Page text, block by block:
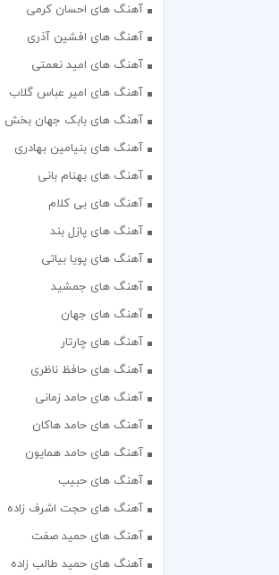
آهنگ های احسان کرمی
آهنگ های افشین آذری
آهنگ های امید نعمتی
آهنگ های امیر عباس گلاب
آهنگ های بابک جهان بخش
آهنگ های بنیامین بهادری
آهنگ های بهنام بانی
آهنگ های بی کلام
آهنگ های پازل بند
آهنگ های پویا بیاتی
آهنگ های جمشید
آهنگ های جهان
آهنگ های چارتار
آهنگ های حافظ ناظری
آهنگ های حامد زمانی
آهنگ های حامد هاکان
آهنگ های حامد همایون
آهنگ های حبیب
آهنگ های حجت اشرف زاده
آهنگ های حمید صفت
آهنگ های حمید طالب زاده